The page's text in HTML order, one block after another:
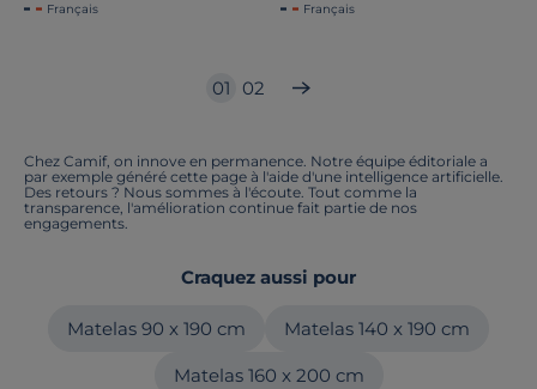
Français Français
01 02
Chez Camif, on innove en permanence. Notre équipe éditoriale a
par exemple généré cette page à l'aide d'une intelligence artificielle.
Des retours ? Nous sommes à l'écoute. Tout comme la
transparence, l'amélioration continue fait partie de nos
engagements.
Craquez aussi pour
Matelas 90 x 190 cm Matelas 140 x 190 cm
Matelas 160 x 200 cm